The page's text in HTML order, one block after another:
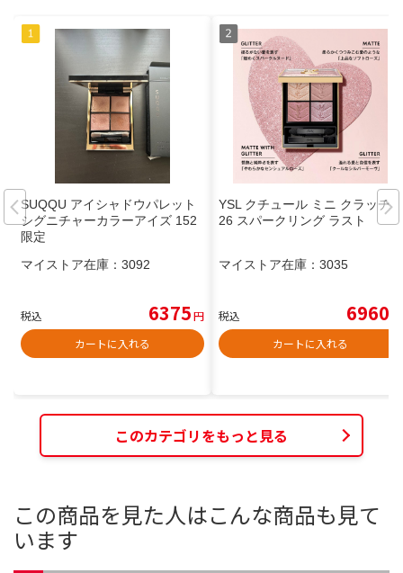
SUQQU アイシャドウパレット
シグニチャーカラーアイズ 152
限定
マイストア在庫： 3092
税込 6375円
カートに入れる
YSL クチュール ミニ クラッチ 1
26 スパークリング ラスト
マイストア在庫： 3035
税込 6960
カートに入れる
このカテゴリをもっと見る
この商品を見た人はこんな商品も見て
います